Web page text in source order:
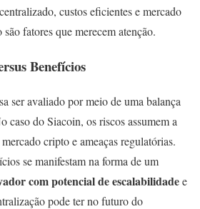
custos eficientes e mercado
fatores que merecem atenção.
Benefícios
ser avaliado por meio de uma balança
caso do Siacoin, os riscos assumem a
cripto e ameaças regulatórias.
se manifestam na forma de um
com potencial de escalabilidadee
pode ter no futuro do